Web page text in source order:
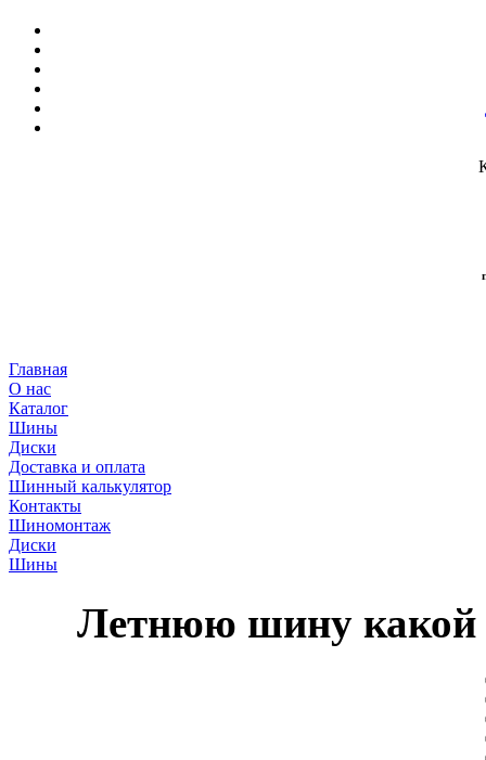
Главная
О нас
Каталог
Шины
Диски
Доставка и оплата
Шинный калькулятор
Контакты
Шиномонтаж
Диски
Шины
Летнюю шину какой